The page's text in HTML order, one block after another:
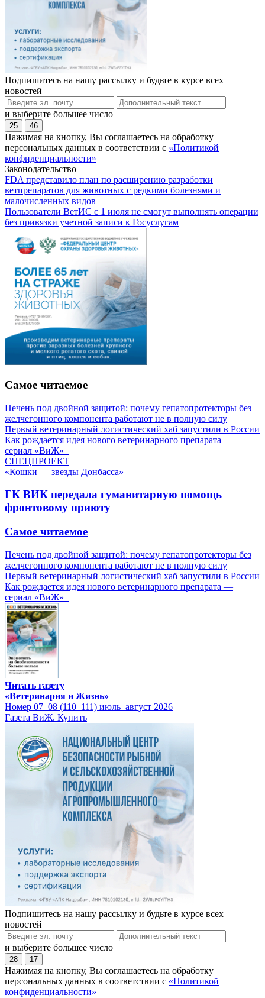
Подпишитесь на нашу рассылку и будьте в курсе всех
новостей
и выберите большее число
25 46
Нажимая на кнопку, Вы соглашаетесь на обработку
персональных данных в соответствии с «Политикой
конфиденциальности»
Законодательство
FDA представило план по расширению разработки
ветпрепаратов для животных с редкими болезнями и
малочисленных видов
Пользователи ВетИС с 1 июля не смогут выполнять операции
без привязки учетной записи к Госуслугам
Самое читаемое
Печень под двойной защитой: почему гепатопротекторы без
желчегонного компонента работают не в полную силу
Первый ветеринарный логистический хаб запустили в России
Как рождается идея нового ветеринарного препарата —
сериал «ВиЖ»
СПЕЦПРОЕКТ
«Кошки — звезды Донбасса»
ГК ВИК передала гуманитарную помощь
фронтовому приюту
Самое читаемое
Печень под двойной защитой: почему гепатопротекторы без
желчегонного компонента работают не в полную силу
Первый ветеринарный логистический хаб запустили в России
Как рождается идея нового ветеринарного препарата —
сериал «ВиЖ»
Читать газету
«Ветеринария и Жизнь»
Номер 07–08 (110–111) июль–август 2026
Газета ВиЖ. Купить
Подпишитесь на нашу рассылку и будьте в курсе всех
новостей
и выберите большее число
28 17
Нажимая на кнопку, Вы соглашаетесь на обработку
персональных данных в соответствии с «Политикой
конфиденциальности»